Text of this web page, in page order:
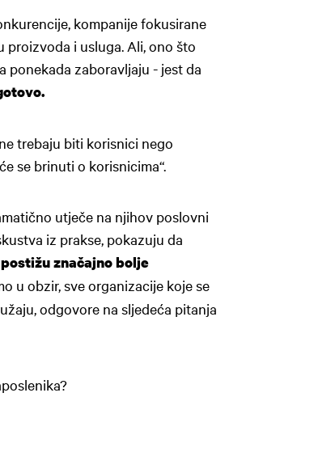
kompanije fokusirane
i usluga. Ali, ono što
ponekada zaboravljaju - jest da
trebaju biti korisnici nego
se brinuti o korisnicima“.
utječe na njihov poslovni
iz prakse, pokazuju da
postižu značajno bolje
u obzir, sve organizacije koje se
odgovore na sljedeća pitanja